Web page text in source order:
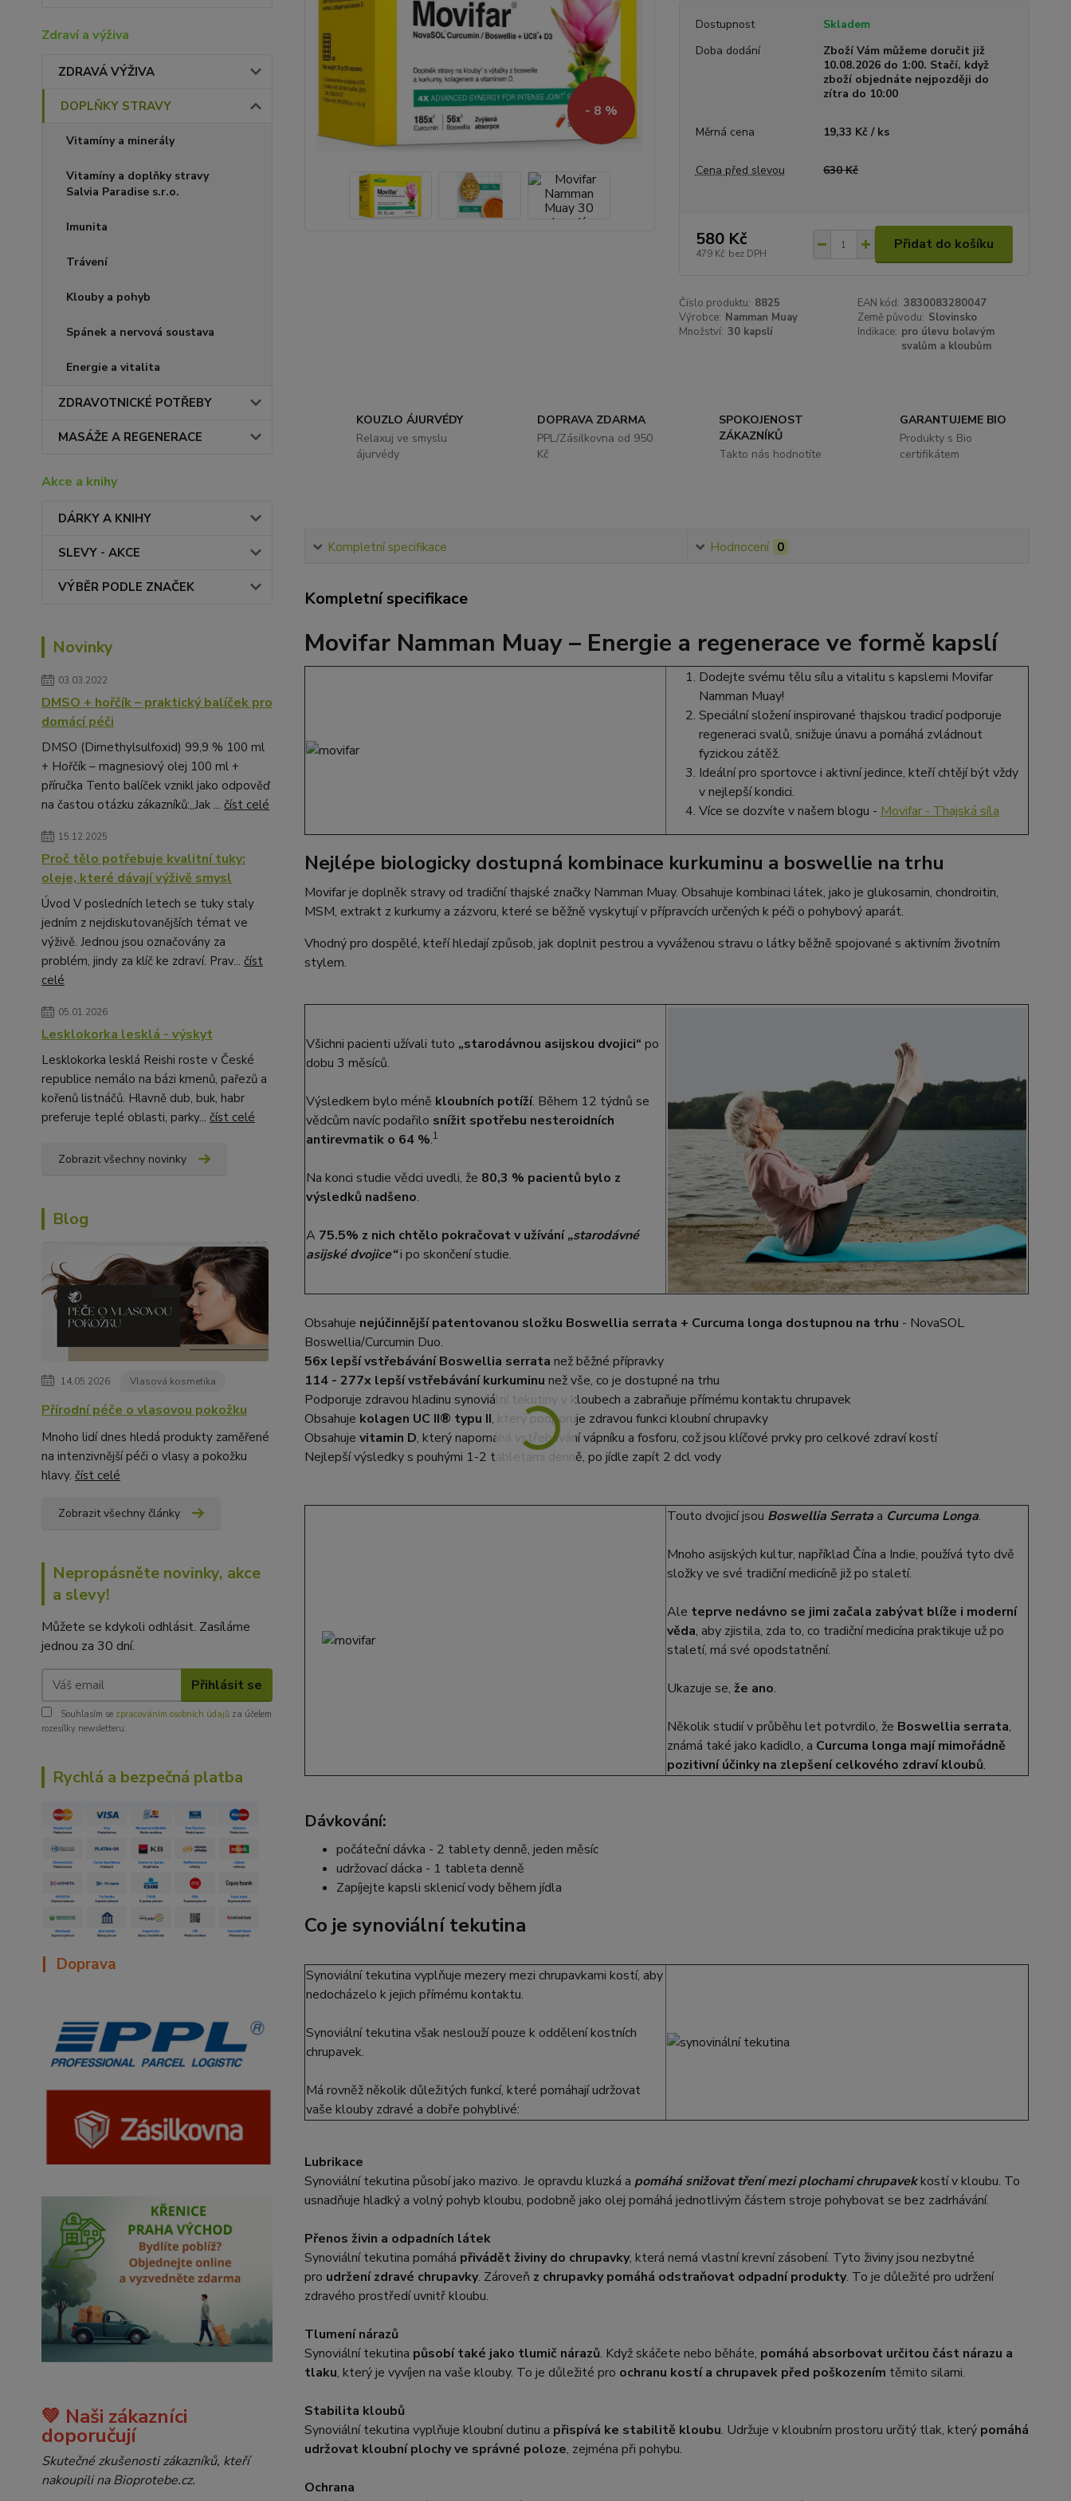
Zdraví a výživa
ZDRAVÁ VÝŽIVA
DOPLŇKY STRAVY
Vitamíny a minerály
Vitamíny a doplňky stravy
Salvia Paradise s.r.o.
Imunita
Trávení
Klouby a pohyb
Spánek a nervová soustava
Energie a vitalita
ZDRAVOTNICKÉ POTŘEBY
MASÁŽE A REGENERACE
Akce a knihy
DÁRKY A KNIHY
SLEVY - AKCE
VÝBĚR PODLE ZNAČEK
Novinky
03.03.2022
DMSO + hořčík – praktický balíček pro
domácí péči
DMSO (Dimethylsulfoxid) 99,9 % 100 ml
+ Hořčík – magnesiový olej 100 ml +
příručka Tento balíček vznikl jako odpověď
na častou otázku zákazníků:„Jak ... číst celé
15.12.2025
Proč tělo potřebuje kvalitní tuky:
oleje, které dávají výživě smysl
Úvod V posledních letech se tuky staly
jedním z nejdiskutovanějších témat ve
výživě. Jednou jsou označovány za
problém, jindy za klíč ke zdraví. Prav... číst
celé
05.01.2026
Lesklokorka lesklá - výskyt
Lesklokorka lesklá Reishi roste v České
republice nemálo na bázi kmenů, pařezů a
kořenů listnáčů. Hlavně dub, buk, habr
preferuje teplé oblasti, parky... číst celé
Zobrazit všechny novinky
Blog
14.05.2026 Vlasová kosmetika
Přírodní péče o vlasovou pokožku
Mnoho lidí dnes hledá produkty zaměřené
na intenzivnější péči o vlasy a pokožku
hlavy. číst celé
Zobrazit všechny články
Nepropásněte novinky, akce
a slevy!
Můžete se kdykoli odhlásit. Zasíláme
jednou za 30 dní.
Přihlásit se
Souhlasím se zpracováním osobních údajů za účelem
rozesílky newsletteru.
Rychlá a bezpečná platba
| Doprava
💚 Naši zákazníci
doporučují
Skutečné zkušenosti zákazníků, kteří
nakoupili na Bioprotebe.cz.
- 8 %
Dostupnost
Skladem
Doba dodání
Zboží Vám můžeme doručit již
10.08.2026 do 1:00. Stačí, když
zboží objednáte nejpozději do
zítra do 10:00
Měrná cena 19,33 Kč / ks
Cena před slevou 630 Kč
580 Kč
479 Kč bez DPH
Přidat do košíku
Číslo produktu: 8825 EAN kód: 3830083280047
Výrobce: Namman Muay Země původu: Slovinsko
Množství: 30 kapslí Indikace: pro úlevu bolavým
svalům a kloubům
KOUZLO ÁJURVÉDY
Relaxuj ve smyslu
ájurvédy
DOPRAVA ZDARMA
PPL/Zásilkovna od 950
Kč
SPOKOJENOST
ZÁKAZNÍKŮ
Takto nás hodnotíte
GARANTUJEME BIO
Produkty s Bio
certifikátem
Kompletní specifikace Hodnocení 0
Kompletní specifikace
Movifar Namman Muay – Energie a regenerace ve formě kapslí
Dodejte svému tělu sílu a vitalitu s kapslemi Movifar
Namman Muay!
Speciální složení inspirované thajskou tradicí podporuje
regeneraci svalů, snižuje únavu a pomáhá zvládnout
fyzickou zátěž.
Ideální pro sportovce i aktivní jedince, kteří chtějí být vždy
v nejlepší kondici.
Více se dozvíte v našem blogu - Movifar - Thajská síla
Nejlépe biologicky dostupná kombinace kurkuminu a boswellie na trhu
Movifar je doplněk stravy od tradiční thajské značky Namman Muay. Obsahuje kombinaci látek, jako je glukosamin, chondroitin,
MSM, extrakt z kurkumy a zázvoru, které se běžně vyskytují v přípravcích určených k péči o pohybový aparát.
Vhodný pro dospělé, kteří hledají způsob, jak doplnit pestrou a vyváženou stravu o látky běžně spojované s aktivním životním
stylem.
Všichni pacienti užívali tuto „starodávnou asijskou dvojici“ po
dobu 3 měsíců.
Výsledkem bylo méně kloubních potíží. Během 12 týdnů se
vědcům navíc podařilo snížit spotřebu nesteroidních
antirevmatik o 64 %.1
Na konci studie vědci uvedli, že 80,3 % pacientů bylo z
výsledků nadšeno.
A 75.5% z nich chtělo pokračovat v užívání„starodávné
asijské dvojice“i po skončení studie.
Obsahuje nejúčinnější patentovanou složku Boswellia serrata + Curcuma longa dostupnou na trhu - NovaSOL
Boswellia/Curcumin Duo.
56x lepší vstřebávání Boswellia serrata než běžné přípravky
114 - 277x lepší vstřebávání kurkuminu než vše, co je dostupné na trhu
Podporuje zdravou hladinu synoviální tekutiny v kloubech a zabraňuje přímému kontaktu chrupavek
Obsahuje kolagen UC II® typu II, který podporuje zdravou funkci kloubní chrupavky
Obsahuje vitamin D, který napomáhá vstřebávání vápníku a fosforu, což jsou klíčové prvky pro celkové zdraví kostí
Nejlepší výsledky s pouhými 1-2 tabletami denně, po jídle zapít 2 dcl vody
Touto dvojicí jsou Boswellia Serrataa Curcuma Longa.
Mnoho asijských kultur, například Čína a Indie, používá tyto dvě
složky ve své tradiční medicíně již po staletí.
Ale teprve nedávno se jimi začala zabývat blíže i moderní
věda, aby zjistila, zda to, co tradiční medicína praktikuje už po
staletí, má své opodstatnění.
Ukazuje se, že ano.
Několik studií v průběhu let potvrdilo, že Boswellia serrata,
známá také jako kadidlo, a Curcuma longa mají mimořádně
pozitivní účinky na zlepšení celkového zdraví kloubů.
Dávkování:
počáteční dávka - 2 tablety denně, jeden měsíc
udržovací dácka - 1 tableta denně
Zapíjejte kapsli sklenicí vody během jídla
Co je synoviální tekutina
Synoviální tekutina vyplňuje mezery mezi chrupavkami kostí, aby
nedocházelo k jejich přímému kontaktu.
Synoviální tekutina však neslouží pouze k oddělení kostních
chrupavek.
Má rovněž několik důležitých funkcí, které pomáhají udržovat
vaše klouby zdravé a dobře pohyblivé:
Lubrikace
Synoviální tekutina působí jako mazivo. Je opravdu kluzká a pomáhá snižovat tření mezi plochami chrupavekkostí v kloubu. To
usnadňuje hladký a volný pohyb kloubu, podobně jako olej pomáhá jednotlivým částem stroje pohybovat se bez zadrhávání.
Přenos živin a odpadních látek
Synoviální tekutina pomáhá přivádět živiny do chrupavky, která nemá vlastní krevní zásobení. Tyto živiny jsou nezbytné
pro udržení zdravé chrupavky. Zároveň z chrupavky pomáhá odstraňovat odpadní produkty. To je důležité pro udržení
zdravého prostředí uvnitř kloubu.
Tlumení nárazů
Synoviální tekutina působí také jako tlumič nárazů. Když skáčete nebo běháte, pomáhá absorbovat určitou část nárazu a
tlaku, který je vyvíjen na vaše klouby. To je důležité pro ochranu kostí a chrupavek před poškozením těmito silami.
Stabilita kloubů
Synoviální tekutina vyplňuje kloubní dutinu a přispívá ke stabilitě kloubu. Udržuje v kloubním prostoru určitý tlak, který pomáhá
udržovat kloubní plochy ve správné poloze, zejména při pohybu.
Ochrana